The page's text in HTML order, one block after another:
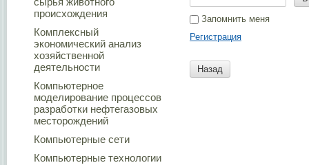
происхождения
Комплексный
экономический анализ
хозяйственной
деятельности
Компьютерное
моделирование процессов
разработки нефтегазовых
месторождений
Компьютерные сети
Компьютерные технологии
Запомнить меня
Регистрация
Назад